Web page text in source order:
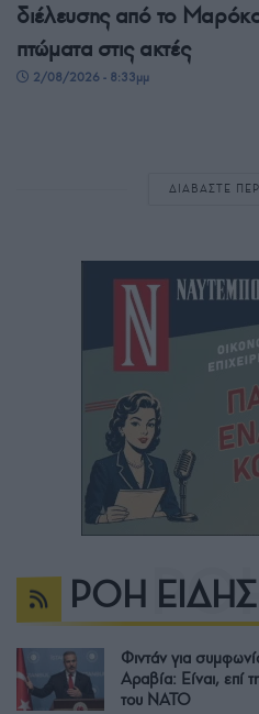
διέλευσης από το
πτώματα στις ακτές
2/08/2026 - 8:33μμ
ΔΙΑΒΑΣΤΕ
ΡΟΗ
Φιντάν για
Αραβία: Είναι, επί
του ΝΑΤΟ